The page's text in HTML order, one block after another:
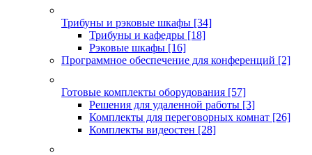
Трибуны и рэковые шкафы [34]
Трибуны и кафедры [18]
Рэковые шкафы [16]
Программное обеспечение для конференций [2]
Готовые комплекты оборудования [57]
Решения для удаленной работы [3]
Комплекты для переговорных комнат [26]
Комплекты видеостен [28]